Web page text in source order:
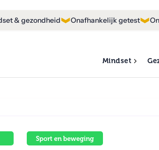
& gezondheid Onafhankelijk getest
Mindset
Sport en beweging